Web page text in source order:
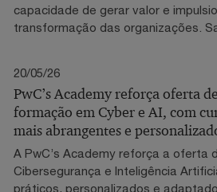
capacidade de gerar valor e
transformação das organizações.
20/05/26
PwC’s Academy reforça oferta de
formação em Cyber e AI, com
mais abrangentes e
A PwC’s Academy reforça a oferta
Cibersegurança e Inteligência
práticos, personalizados e